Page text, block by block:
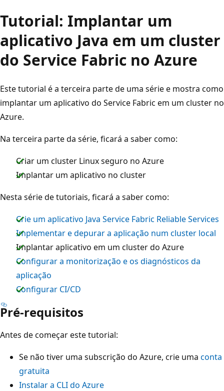
Tutorial: Implantar um
aplicativo Java em um cluster
do Service Fabric no Azure
Este tutorial é a terceira parte de uma série e mostra como
implantar um aplicativo do Service Fabric em um cluster no
Azure.
Na terceira parte da série, ficará a saber como:
Criar um cluster Linux seguro no Azure
Implantar um aplicativo no cluster
Nesta série de tutoriais, ficará a saber como:
Crie um aplicativo Java Service Fabric Reliable Services
Implementar e depurar a aplicação num cluster local
Implantar aplicativo em um cluster do Azure
Configurar a monitorização e os diagnósticos da
aplicação
Configurar CI/CD
Pré-requisitos
Antes de começar este tutorial:
Se não tiver uma subscrição do Azure, crie uma conta
gratuita
Instalar a CLI do Azure